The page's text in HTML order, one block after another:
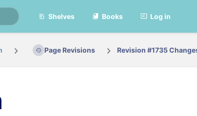
Shelves Books Log in
Page Revisions Revision #1735